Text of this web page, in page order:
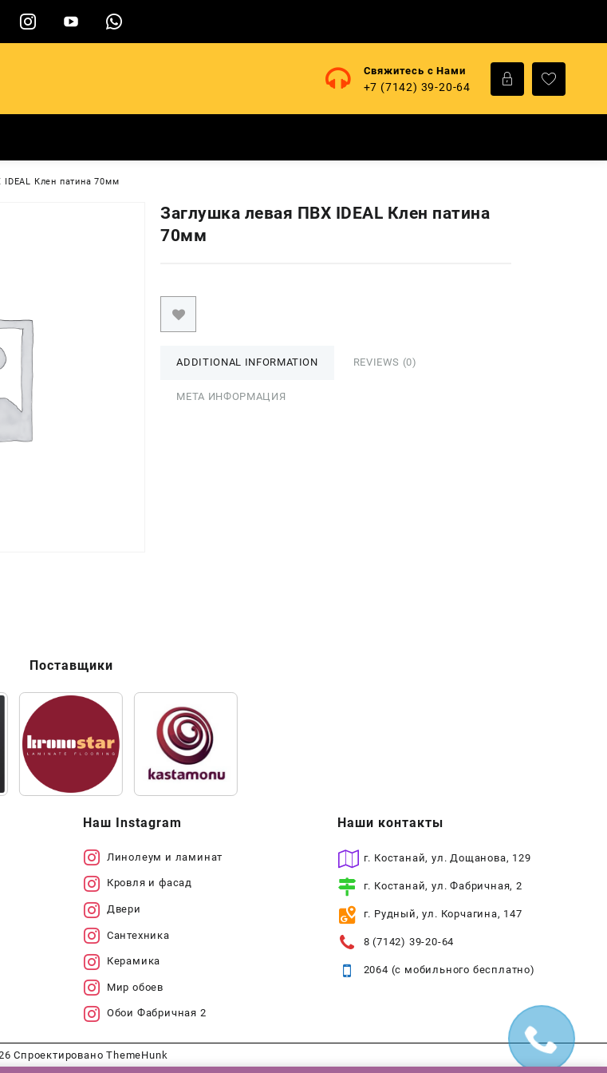
Свяжитесь с Нами
+7 (7142) 39-20-64
Клен патина 70мм
Заглушка левая ПВХ IDEAL Клен патина
70мм
ADDITIONAL INFORMATION REVIEWS (0)
МЕТА ИНФОРМАЦИЯ
Поставщики
Наш Instagram
Линолеум и ламинат
Кровля и фасад
Двери
Сантехника
Керамика
Мир обоев
Обои Фабричная 2
Наши контакты
г. Костанай, ул. Дощанова, 129
г. Костанай, ул. Фабричная, 2
г. Рудный, ул. Корчагина, 147
8 (7142) 39-20-64
2064 (с мобильного бесплатно)
Спроектировано ThemeHunk